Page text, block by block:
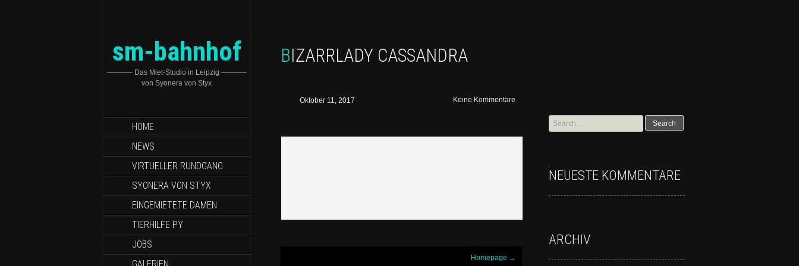
sm-bahnhof
———– Das Miet-Studio in Leipzig ———–
von Syonera von Styx
HOME
NEWS
VIRTUELLER RUNDGANG
SYONERA VON STYX
EINGEMIETETE DAMEN
TIERHILFE PY
JOBS
BIZARRLADY CASSANDRA
Oktober 11, 2017 Keine Kommentare
Homepage →
NEUESTE KOMMENTARE
ARCHIV